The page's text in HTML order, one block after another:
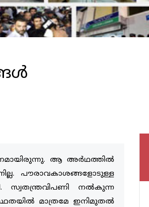
ആ അര്‍ഥത്തില്‍
പൗരാവകാശങ്ങളോടുള്ള
നല്‍കുന്ന
മാത്രമേ ഇനിമുതല്‍